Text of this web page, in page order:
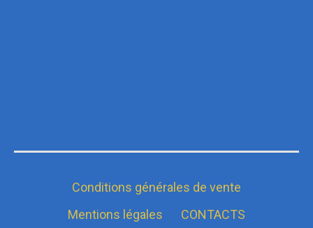
Conditions générales de vente
Mentions légales
CONTACTS